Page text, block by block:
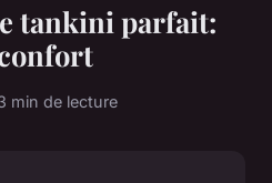
tankini parfait:
min de lecture